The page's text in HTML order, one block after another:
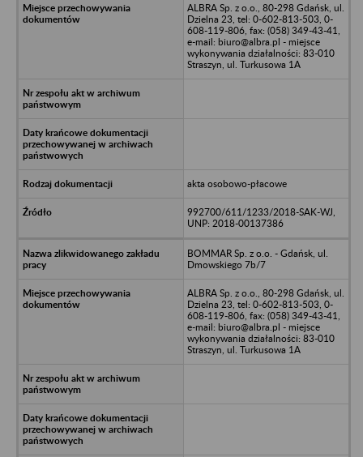
ALBRA Sp. z o.o., 80-298 Gdańsk, ul.
Dzielna 23, tel: 0-602-813-503, 0-
608-119-806, fax: (058) 349-43-41,
e-mail: biuro@albra.pl - miejsce
wykonywania działalności: 83-010
Straszyn, ul. Turkusowa 1A
akta osobowo-płacowe
992700/611/1233/2018-SAK-WJ,
UNP: 2018-00137386
BOMMAR Sp. z o.o. - Gdańsk, ul.
Dmowskiego 7b/7
ALBRA Sp. z o.o., 80-298 Gdańsk, ul.
Dzielna 23, tel: 0-602-813-503, 0-
608-119-806, fax: (058) 349-43-41,
e-mail: biuro@albra.pl - miejsce
wykonywania działalności: 83-010
Straszyn, ul. Turkusowa 1A